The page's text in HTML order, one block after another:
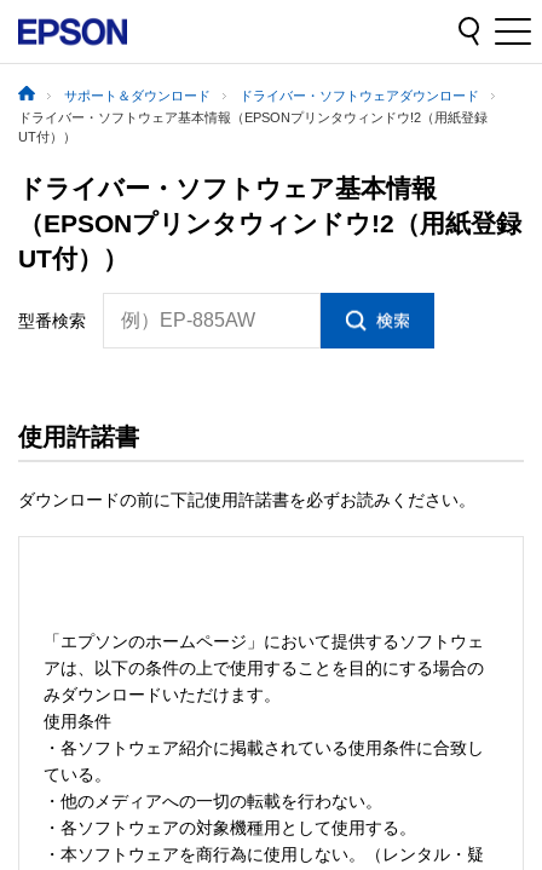
サポート＆ダウンロード
ドライバー・ソフトウェアダウンロード
ドライバー・ソフトウェア基本情報（EPSONプリンタウィンドウ!2（用紙登録
UT付））
ドライバー・ソフトウェア基本情報
（EPSONプリンタウィンドウ!2（用紙登録
UT付））
型番検索 例）EP-885AW
使用許諾書
ダウンロードの前に下記使用許諾書を必ずお読みください。
「エプソンのホームページ」において提供するソフトウェ
アは、以下の条件の上で使用することを目的にする場合の
みダウンロードいただけます。
使用条件
・各ソフトウェア紹介に掲載されている使用条件に合致し
ている。
・他のメディアへの一切の転載を行わない。
・各ソフトウェアの対象機種用として使用する。
・本ソフトウェアを商行為に使用しない。（レンタル・疑